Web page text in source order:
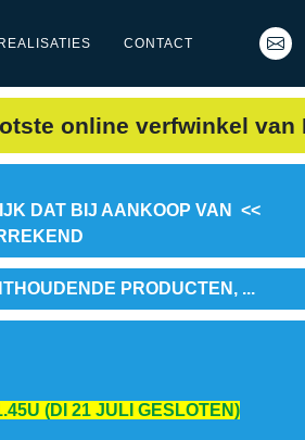
REALISATIES CONTACT
online verfwinkel van
DAT BIJ AANKOOP VAN <<
PRODUCTEN, ...
(DI 21 JULI GESLOTEN)